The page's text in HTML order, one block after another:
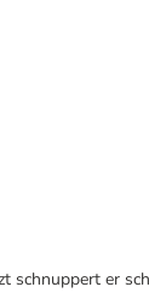
schnuppert er